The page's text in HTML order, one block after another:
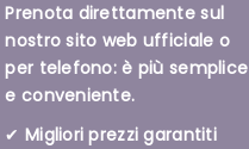
Prenota direttamente sul
nostro sito web ufficiale o
per telefono: è più semplice
e conveniente.
✔ Migliori prezzi garantiti